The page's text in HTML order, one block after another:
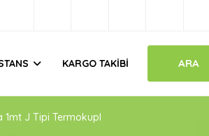
KARGO TAKIBI ARA
1mt J Tipi Termokupl